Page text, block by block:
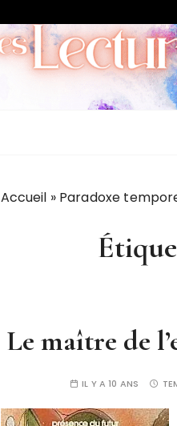
Accueil » Paradoxe
Le maître de
IL Y A 10 ANS